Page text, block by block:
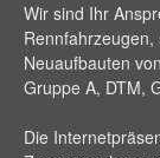
Wir sind Ihr
Neuaufbauten
Gruppe A, DTM,
Die